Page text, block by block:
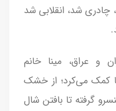
چادری شد، انقلابی شد
و عراق، مینا خانم
کمک می‌کرد؛ از خشک
گرفته تا بافتن شال